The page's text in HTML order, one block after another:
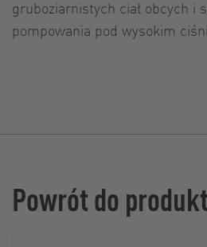
gruboziarnistych ciał obcych i
pompowania pod wysokim
Powrót do